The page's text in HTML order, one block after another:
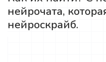
нейрочата,
нейроскрайб.